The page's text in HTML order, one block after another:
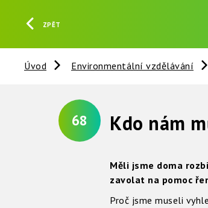
ZPĚT
Úvod Environmentální vzdělávání
68 Kdo nám
Měli jsme doma
zavolat na pomoc
Proč jsme museli